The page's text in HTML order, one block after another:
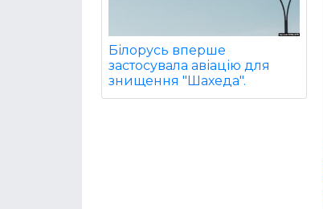
Білорусь вперше
застосувала авіацію для
знищення "Шахеда".